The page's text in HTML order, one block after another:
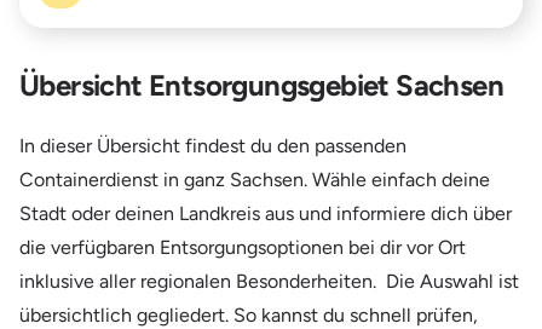
Übersicht Entsorgungsgebiet Sachsen
In dieser Übersicht findest du den passenden
Containerdienst in ganz Sachsen. Wähle einfach deine
Stadt oder deinen Landkreis aus und informiere dich über
die verfügbaren Entsorgungsoptionen bei dir vor Ort
inklusive aller regionalen Besonderheiten. Die Auswahl ist
übersichtlich gegliedert. So kannst du schnell prüfen,